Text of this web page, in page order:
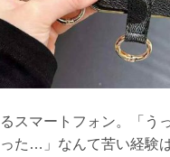
スマートフォン。「う
た…」なんて苦い経験